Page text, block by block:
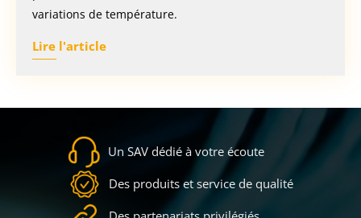
variations de température.
Lire l'article
Un SAV dédié à votre écoute
Des produits et service de qualité